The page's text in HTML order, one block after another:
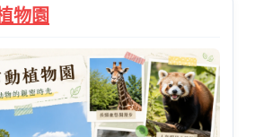
物園